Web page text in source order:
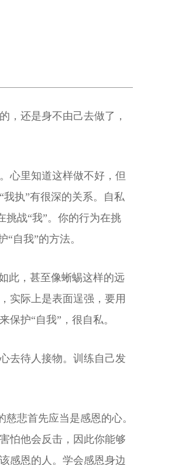
，还是身不由己去做了，
心里知道这样做不好，但
执”有很深的关系。自私
挑战“我”。你的行为在挑
“自我”的方法。
此，甚至像蜥蜴这样的远
实际上是表面逞强，要用
护“自我”，很自私。
去待人接物。训练自己发
悲首先应当是感恩的心。
怕他会反击，因此你能够
感恩的人。学会感恩身边